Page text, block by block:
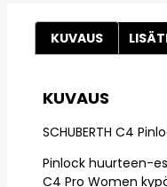
KUVAUS
KUVAUS
SCHUBERTH C4
Pinlock huurteen-
C4 Pro Women